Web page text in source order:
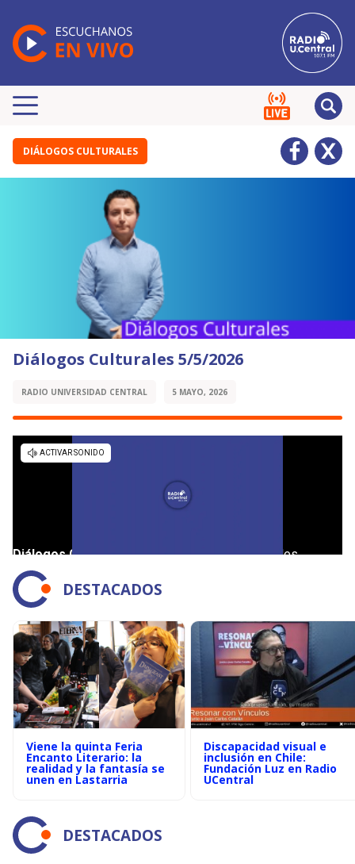
DIÁLOGOS CULTURALES
Diálogos Culturales 5/5/2026
RADIO UNIVERSIDAD CENTRAL 5 MAYO, 2026
DESTACADOS
Viene la quinta Feria
Encanto Literario: la
realidad y la fantasía se
unen en Lastarria
Discapacidad visual e
inclusión en Chile:
Fundación Luz en Radio
UCentral
DESTACADOS